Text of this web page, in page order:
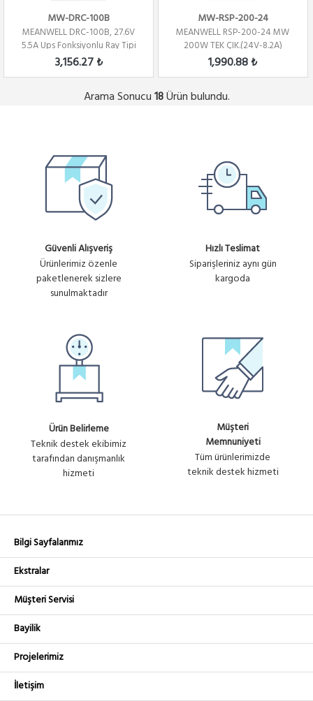
MW-DRC-100B
MEANWELL DRC-100B, 27.6V
5.5A Ups Fonksiyonlu Ray Tipi
3,156.27 ₺
MW-RSP-200-24
MEANWELL RSP-200-24 MW
200W TEK ÇIK.(24V-8.2A)
1,990.88 ₺
Arama Sonucu 18Ürün bulundu.
Güvenli Alışveriş
Ürünlerimiz özenle
paketlenerek sizlere
sunulmaktadır
Hızlı Teslimat
Siparişleriniz aynı gün
kargoda
Ürün Belirleme
Teknik destek ekibimiz
tarafından danışmanlık
hizmeti
Müşteri
Memnuniyeti
Tüm ürünlerimizde
teknik destek hizmeti
Bilgi Sayfalarımız
Ekstralar
Müşteri Servisi
Bayilik
Projelerimiz
İletişim